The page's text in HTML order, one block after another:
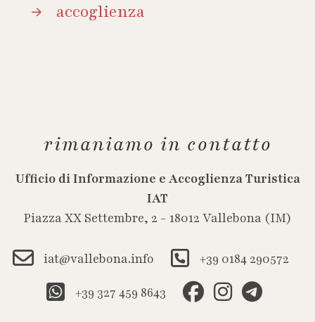
accoglienza
rimaniamo in contatto
Ufficio di Informazione e Accoglienza Turistica
IAT
Piazza XX Settembre, 2 - 18012 Vallebona (IM)
iat@vallebona.info
+39 0184 290572
+39 327 459 8643